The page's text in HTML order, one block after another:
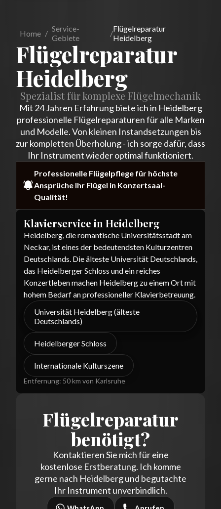
Home / Service-
Gebiete
/Flügelreparatur
Heidelberg
Flügelreparatur
Heidelberg
Spezialist für komplexe Flügelmechanik
Mit 24 Jahren Erfahrung biete ich in Heidelberg
professionelle Flügelreparaturen für alle Marken
und Modelle. Von kleinen Instandsetzungen bis
zur kompletten Überholung - ich sorge dafür, dass
Ihr Instrument wieder optimal funktioniert.
Professionelle Flügelpflege für höchste
Ansprüche Ihr Flügel in Konzertsaal-
Qualität!
Klavierservice in Heidelberg
Heidelberg, die romantische Universitätsstadt am
Neckar, ist eines der bedeutendsten Kulturzentren
Deutschlands. Die älteste Universität Deutschlands,
das Heidelberger Schloss und ein reiches
Konzertleben machen Heidelberg zu einem Ort mit
hohem Bedarf an professioneller Klavierbetreuung.
Universität Heidelberg (älteste
Deutschlands)
Heidelberger Schloss
Internationale Kulturszene
Entfernung: 50 km von Karlsruhe
Flügelreparatur
benötigt?
Kontaktieren Sie mich für eine
kostenlose Erstberatung. Ich komme
gerne nach Heidelberg und begutachte
Ihr Instrument unverbindlich.